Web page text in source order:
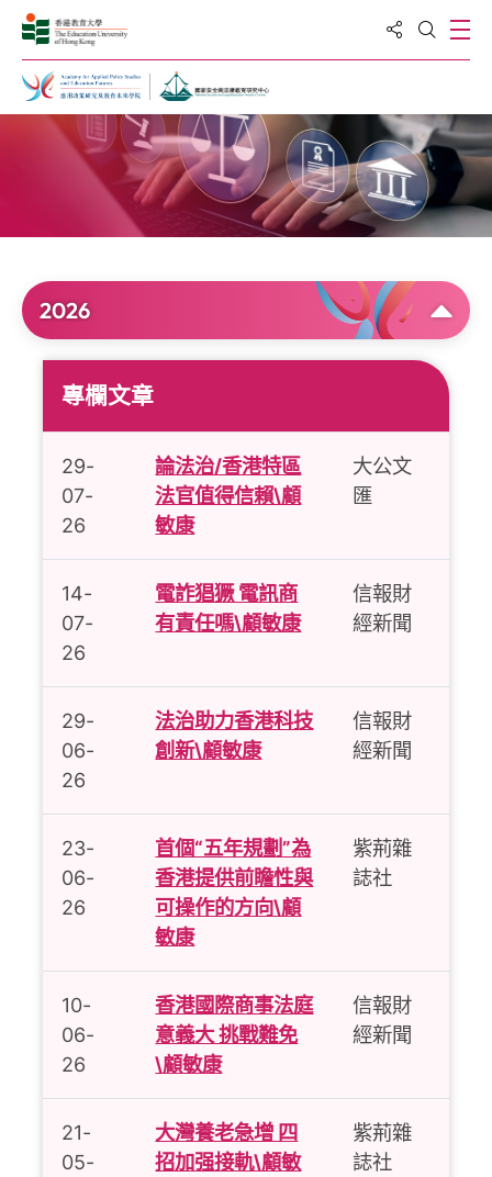
分享到
打開搜
打
2026
專欄文章
29-
07-
26
論法治/香港特區
法官值得信賴\顧
敏康
大公文
匯
14-
07-
26
電詐猖獗 電訊商
有責任嗎\顧敏康
信報財
經新聞
29-
06-
26
法治助力香港科技
創新\顧敏康
信報財
經新聞
23-
06-
26
首個“五年規劃”為
香港提供前瞻性與
可操作的方向\顧
敏康
紫荊雜
誌社
10-
06-
26
香港國際商事法庭
意義大 挑戰難免
\顧敏康
信報財
經新聞
21-
05-
大灣養老急增 四
招加强接軌\顧敏
紫荊雜
誌社